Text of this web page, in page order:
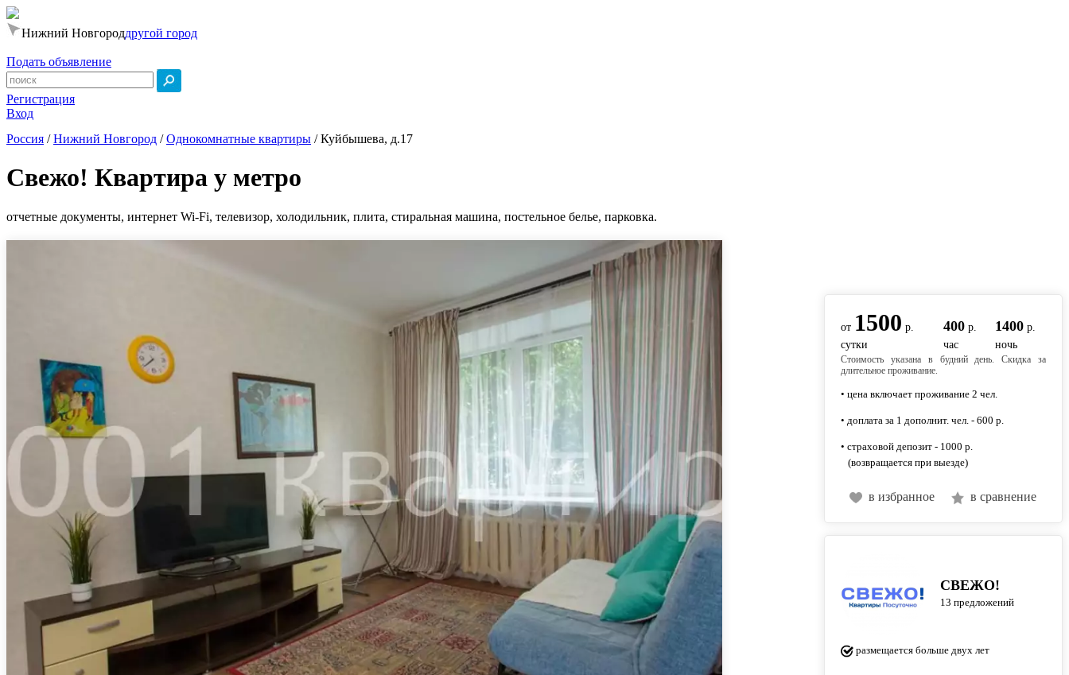
Нижний Новгороддругой город
Подать объявление
Регистрация
Вход
Россия /Нижний Новгород /Однокомнатные квартиры /Куйбышева, д.17
Свежо! Квартира у метро
отчетные документы, интернет Wi-Fi, телевизор, холодильник, плита, стиральная машина, постельное белье, парковка.
от 1500 р.
сутки
400 р.
час
1400р.
ночь
Стоимость указана в будний день. Скидка за
длительное проживание.
• цена включает проживание 2 чел.
• доплата за 1 дополнит. чел. - 600 р.
• страховой депозит - 1000 р.
(возвращается при выезде)
в избранное в сравнение
СВЕЖО!
13 предложений
размещается больше двух лет